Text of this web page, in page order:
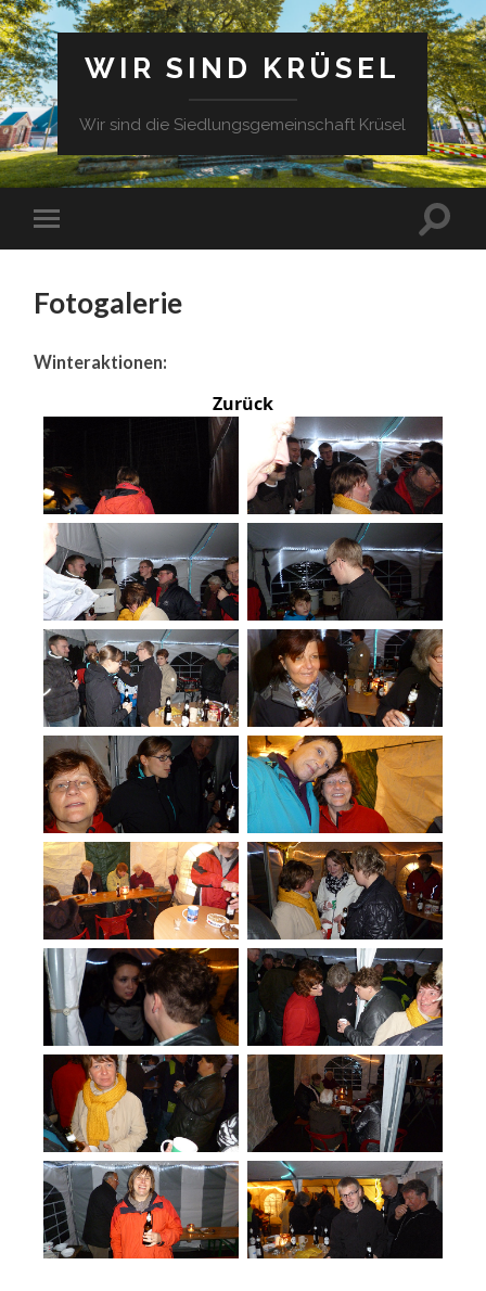
WIR SIND KRÜSEL
Wir sind die Siedlungsgemeinschaft Krüsel
Fotogalerie
Winteraktionen:
Zurück